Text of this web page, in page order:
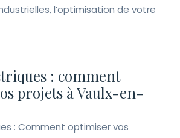
l’optimisation de votre
: comment
projets à Vaulx-en-
: Comment optimiser vos